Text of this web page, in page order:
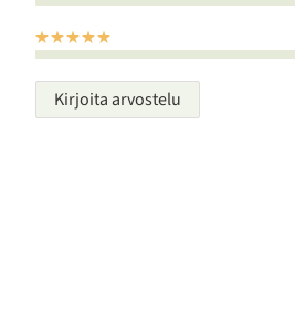
Kirjoita arvostelu